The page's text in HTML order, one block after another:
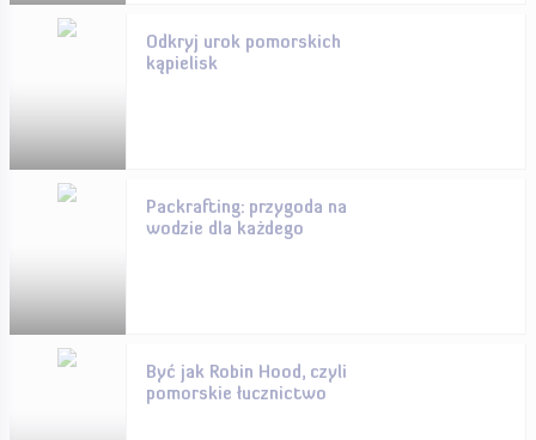
Odkryj urok pomorskich
kąpielisk
Packrafting: przygoda na
wodzie dla każdego
Być jak Robin Hood, czyli
pomorskie łucznictwo